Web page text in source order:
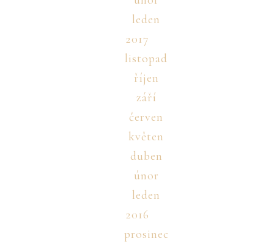
leden
2017
listopad
říjen
září
červen
květen
duben
únor
leden
2016
prosinec